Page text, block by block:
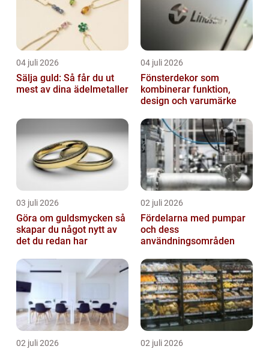
04 juli 2026
Sälja guld: Så får du ut
mest av dina ädelmetaller
04 juli 2026
Fönsterdekor som
kombinerar funktion,
design och varumärke
03 juli 2026
Göra om guldsmycken så
skapar du något nytt av
det du redan har
02 juli 2026
Fördelarna med pumpar
och dess
användningsområden
02 juli 2026 02 juli 2026